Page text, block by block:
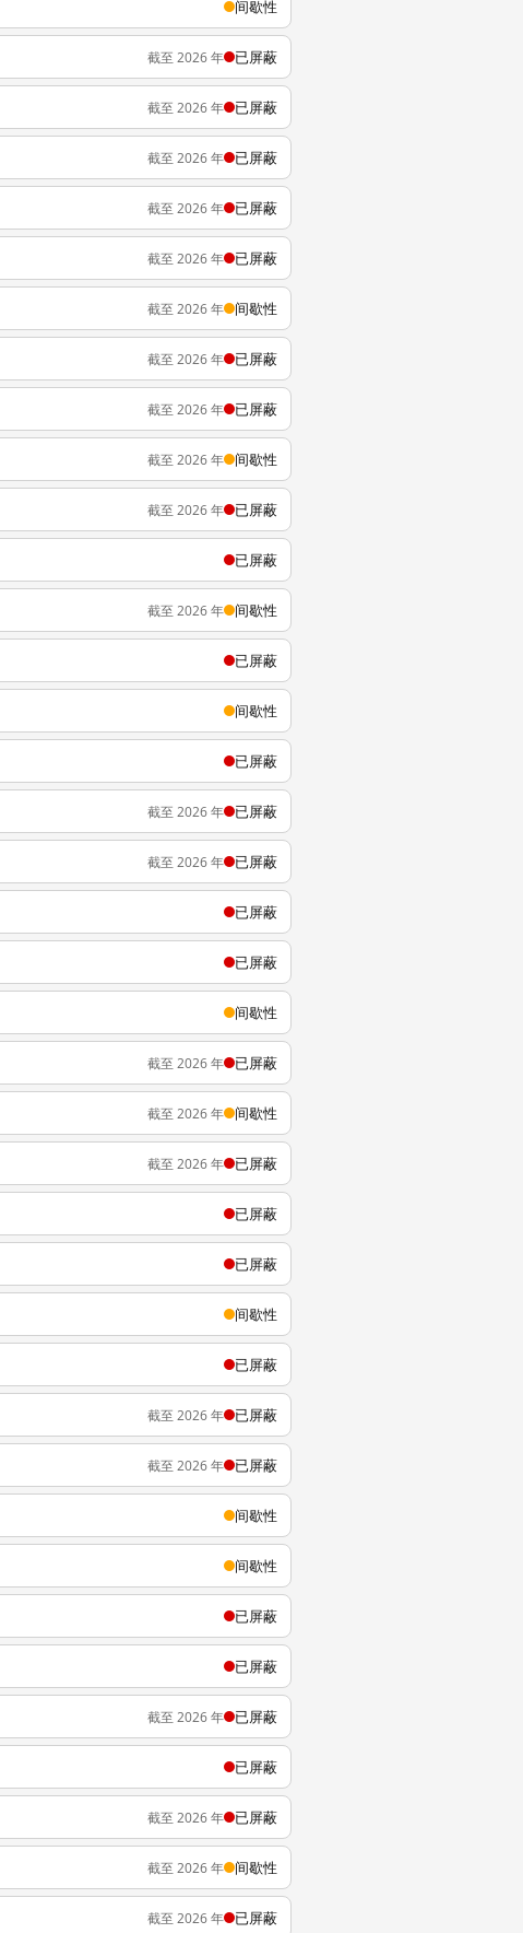
间歇性
截至 2026 年 已屏蔽
截至 2026 年 已屏蔽
截至 2026 年 已屏蔽
截至 2026 年 已屏蔽
截至 2026 年 已屏蔽
截至 2026 年 间歇性
截至 2026 年 已屏蔽
截至 2026 年 已屏蔽
截至 2026 年 间歇性
截至 2026 年 已屏蔽
已屏蔽
截至 2026 年 间歇性
已屏蔽
间歇性
已屏蔽
截至 2026 年 已屏蔽
截至 2026 年 已屏蔽
已屏蔽
已屏蔽
间歇性
截至 2026 年 已屏蔽
截至 2026 年 间歇性
截至 2026 年 已屏蔽
已屏蔽
已屏蔽
间歇性
已屏蔽
截至 2026 年 已屏蔽
截至 2026 年 已屏蔽
间歇性
间歇性
已屏蔽
已屏蔽
截至 2026 年 已屏蔽
已屏蔽
截至 2026 年 已屏蔽
截至 2026 年 间歇性
截至 2026 年 已屏蔽